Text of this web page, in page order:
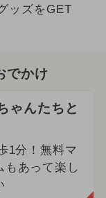
ッズをGET
でかけ
ゃんたちと
1分！無料マ
もあって楽し